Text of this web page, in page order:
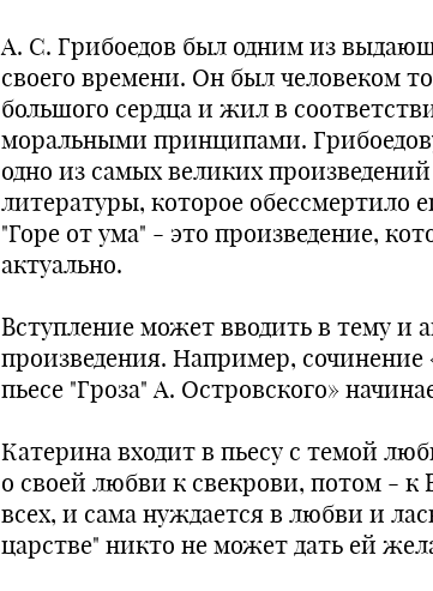
А. С. Грибоедов был одним из
своего времени. Он был человеком
большого сердца и жил в
моральными принципами.
одно из самых великих
литературы, которое обессмертило
"Горе от ума" - это произведение,
актуально.
Вступление может вводить в тему и
произведения. Например,
пьесе "Гроза" А. Островского»
Катерина входит в пьесу с темой
о своей любви к свекрови, потом - к
всех, и сама нуждается в любви и
царстве" никто не может дать ей